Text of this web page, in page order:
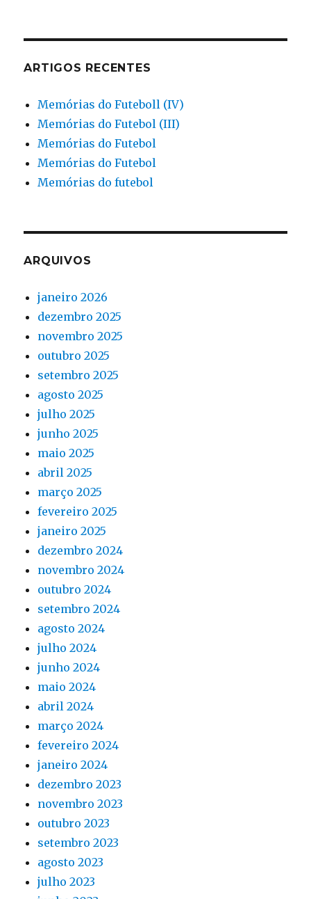
ARTIGOS RECENTES
Memórias do Futeboll (IV)
Memórias do Futebol (III)
Memórias do Futebol
Memórias do Futebol
Memórias do futebol
ARQUIVOS
janeiro 2026
dezembro 2025
novembro 2025
outubro 2025
setembro 2025
agosto 2025
julho 2025
junho 2025
maio 2025
abril 2025
março 2025
fevereiro 2025
janeiro 2025
dezembro 2024
novembro 2024
outubro 2024
setembro 2024
agosto 2024
julho 2024
junho 2024
maio 2024
abril 2024
março 2024
fevereiro 2024
janeiro 2024
dezembro 2023
novembro 2023
outubro 2023
setembro 2023
agosto 2023
julho 2023